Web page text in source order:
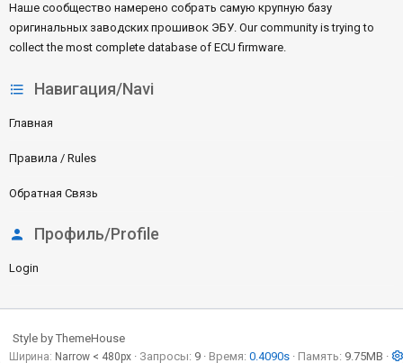
Наше сообщество намерено собрать самую крупную базу
оригинальных заводских прошивок ЭБУ. Our community is trying to
collect the most complete database of ECU firmware.
Навигация/Navi
Главная
Правила / Rules
Обратная Связь
Профиль/Profile
Login
Style by ThemeHouse
Ширина Запросы 9 Время 0.4090s Память 9.75MB